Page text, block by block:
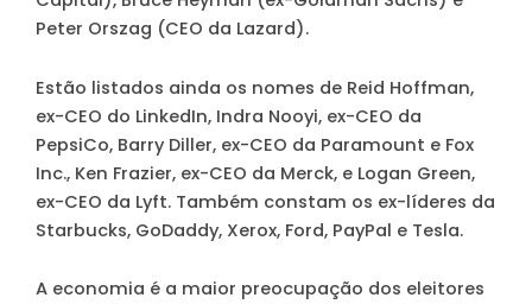
Peter Orszag (CEO da Lazard).
Estão listados ainda os nomes de Reid Hoffman,
ex-CEO do LinkedIn, Indra Nooyi, ex-CEO da
PepsiCo, Barry Diller, ex-CEO da Paramount e Fox
Inc., Ken Frazier, ex-CEO da Merck, e Logan Green,
ex-CEO da Lyft. Também constam os ex-líderes da
Starbucks, GoDaddy, Xerox, Ford, PayPal e Tesla.
A economia é a maior preocupação dos eleitores